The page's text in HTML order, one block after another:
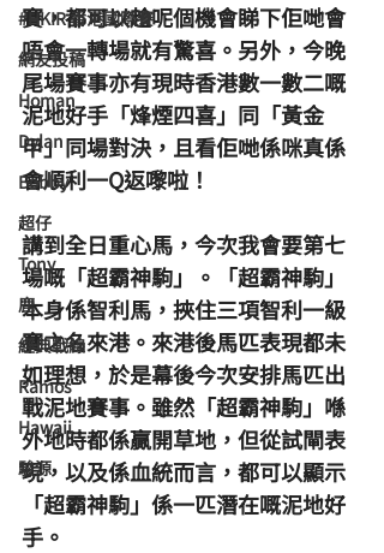
#HKIR 香港國際賽
網友投稿
Homan
Dylan
Bobby
超仔
Tony
鹿
經典戰線
Ramos
Hawaii
駿源
賽，都可以趁呢個機會睇下佢哋會
唔會一轉場就有驚喜。另外，今晚
尾場賽事亦有現時香港數一數二嘅
泥地好手「烽煙四喜」同「黃金
甲」同場對決，且看佢哋係咪真係
會順利一Q返嚟啦！
講到全日重心馬，今次我會要第七
場嘅「超霸神駒」。「超霸神駒」
本身係智利馬，挾住三項智利一級
賽之名來港。來港後馬匹表現都未
如理想，於是幕後今次安排馬匹出
戰泥地賽事。雖然「超霸神駒」喺
外地時都係贏開草地，但從試閘表
現，以及係血統而言，都可以顯示
「超霸神駒」係一匹潛在嘅泥地好
手。